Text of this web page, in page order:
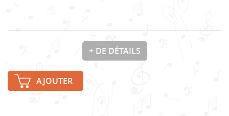
+ DE DÉTAILS
AJOUTER